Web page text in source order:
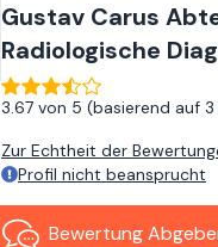
Gustav Carus
Radiologische
3.67 von 5 (basierend auf 3
Zur Echtheit der
Profil nicht beansprucht
Bewertung